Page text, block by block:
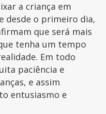
a criança em
desde o primeiro dia,
que será mais
tenha um tempo
Em todo
paciência e
e assim
entusiasmo e